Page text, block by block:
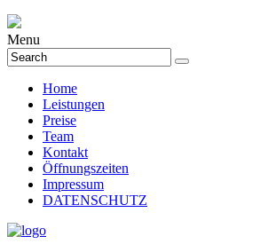
Menu
Home
Leistungen
Preise
Team
Kontakt
Öffnungszeiten
Impressum
DATENSCHUTZ